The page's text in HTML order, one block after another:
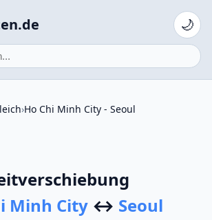
🌙
›Ho Chi Minh City - Seoul
Minh City ↔ Seoul